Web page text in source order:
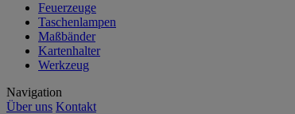
Feuerzeuge
Taschenlampen
Maßbänder
Kartenhalter
Werkzeug
Navigation
Über uns Kontakt